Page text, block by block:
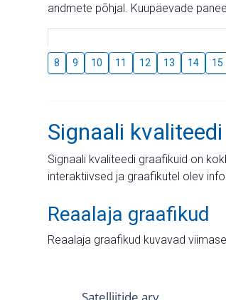
andmete põhjal. Kuupäevade
8 9 10 11 12 13 14 15
Signaali
Signaali kvaliteedi graafikuid on
interaktiivsed ja graafikutel olev
Reaalaja graafikud
Reaalaja graafikud kuvavad